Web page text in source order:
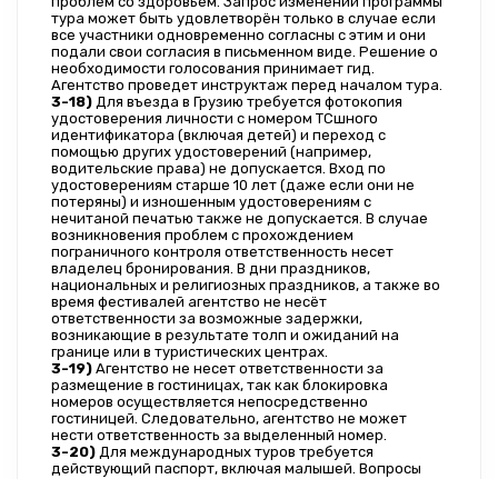
тура может быть удовлетворён только в случае если
все участники одновременно согласны с этим и они
подали свои согласия в письменном виде. Решение о
необходимости голосования принимает гид.
Агентство проведет инструктаж перед началом тура.
3-18) Для въезда в Грузию требуется фотокопия
удостоверения личности с номером TCшного
идентификатора (включая детей) и переход с
помощью других удостоверений (например,
водительские права) не допускается. Вход по
удостоверениям старше 10 лет (даже если они не
потеряны) и изношенным удостоверениям с
нечитаной печатью также не допускается. В случае
возникновения проблем с прохождением
пограничного контроля ответственность несет
владелец бронирования. В дни праздников,
национальных и религиозных праздников, а также во
время фестивалей агентство не несёт
ответственности за возможные задержки,
возникающие в результате толп и ожиданий на
границе или в туристических центрах.
3-19) Агентство не несет ответственности за
размещение в гостиницах, так как блокировка
номеров осуществляется непосредственно
гостиницей. Следовательно, агентство не может
нести ответственность за выделенный номер.
3-20) Для международных туров требуется
действующий паспорт, включая малышей. Вопросы